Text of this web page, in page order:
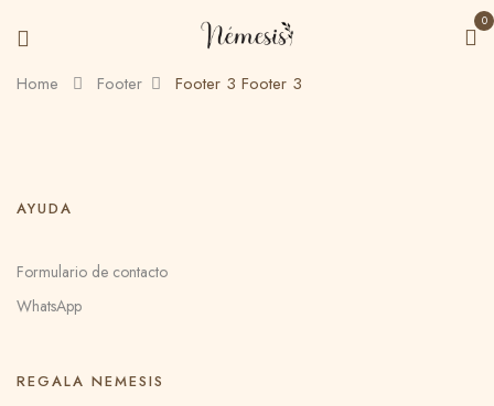
0
Home Footer Footer 3 Footer 3
AYUDA
Formulario de contacto
WhatsApp
REGALA NEMESIS